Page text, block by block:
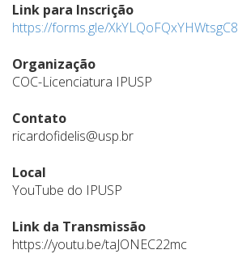
Link para Inscrição
https://forms.gle/XkYLQoFQxYHWtsgC8
Organização
COC-Licenciatura IPUSP
Contato
ricardofidelis@usp.br
Local
YouTube do IPUSP
Link da Transmissão
https://youtu.be/taJONEC22mc